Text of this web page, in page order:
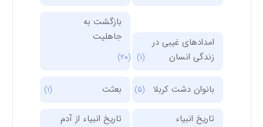
امدادهای غیبی در
زندگی انسان
بازگشت به
جاهلیت
(20)
بانوان دشت کربلا (5) بعثت
تاریخ انبیاء
تاریخ انبیاء از آدم